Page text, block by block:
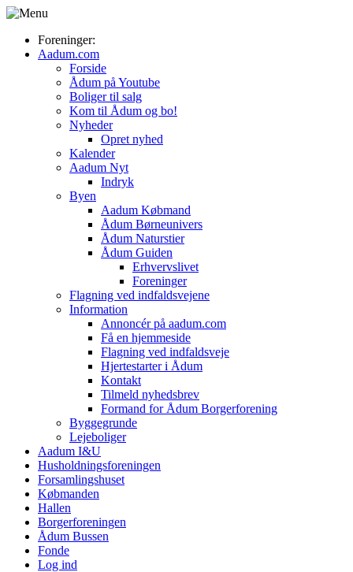
Foreninger:
Aadum.com
Forside
Ådum på Youtube
Boliger til salg
Kom til Ådum og bo!
Nyheder
Opret nyhed
Kalender
Aadum Nyt
Indryk
Byen
Aadum Købmand
Ådum Børneunivers
Ådum Naturstier
Ådum Guiden
Erhvervslivet
Foreninger
Flagning ved indfaldsvejene
Information
Annoncér på aadum.com
Få en hjemmeside
Flagning ved indfaldsveje
Hjertestarter i Ådum
Kontakt
Tilmeld nyhedsbrev
Formand for Ådum Borgerforening
Byggegrunde
Lejeboliger
Aadum I&U
Husholdningsforeningen
Forsamlingshuset
Købmanden
Hallen
Borgerforeningen
Ådum Bussen
Fonde
Log ind